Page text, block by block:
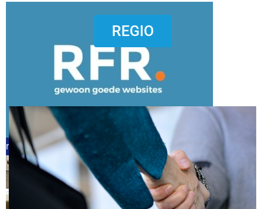
word vrijwilliger (1)
refreshed webdesign putten
REGIO